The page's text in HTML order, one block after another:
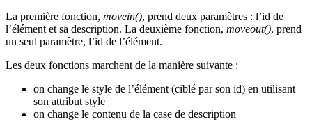
La première fonction, movein(), prend deux paramètres : l’id de
l’élément et sa description. La deuxième fonction, moveout(), prend
un seul paramètre, l’id de l’élément.
Les deux fonctions marchent de la manière suivante :
on change le style de l’élément (ciblé par son id) en utilisant
son attribut style
on change le contenu de la case de description